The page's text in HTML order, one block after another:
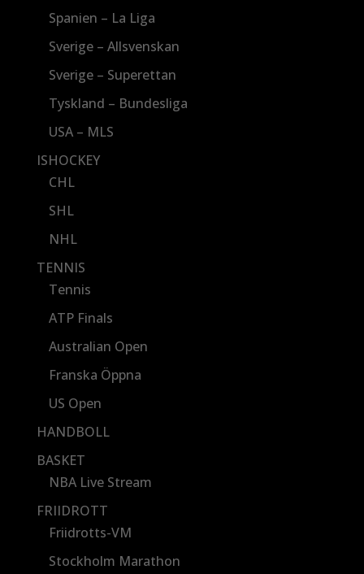
Spanien – La Liga
Sverige – Allsvenskan
Sverige – Superettan
Tyskland – Bundesliga
USA – MLS
ISHOCKEY
CHL
SHL
NHL
TENNIS
Tennis
ATP Finals
Australian Open
Franska Öppna
US Open
HANDBOLL
BASKET
NBA Live Stream
FRIIDROTT
Friidrotts-VM
Stockholm Marathon